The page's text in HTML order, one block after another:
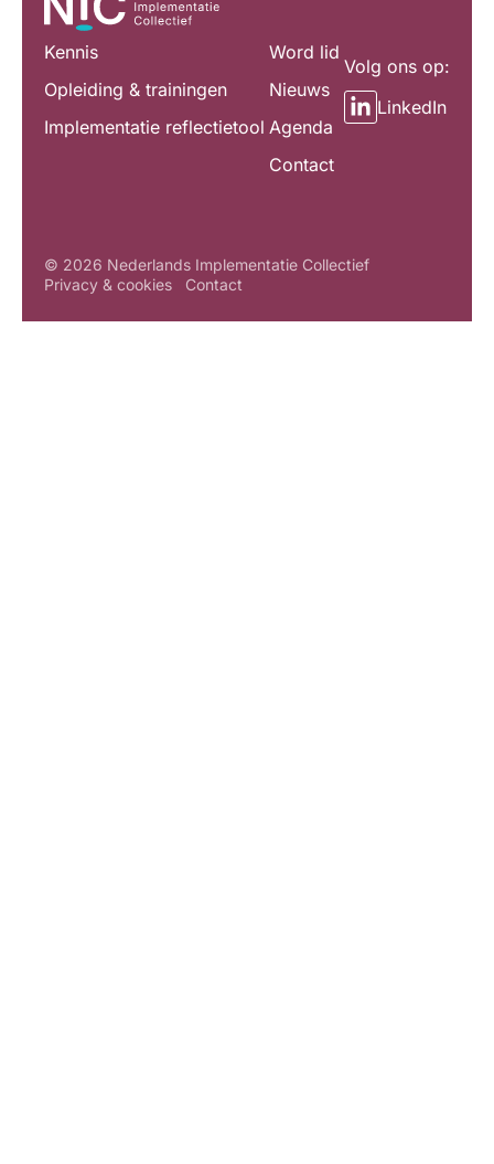
Kennis
Opleiding & trainingen
Implementatie reflectietool
Word lid
Nieuws
Agenda
Contact
Volg ons op:
LinkedIn
© 2026 Nederlands Implementatie Collectief
Privacy & cookies
Contact